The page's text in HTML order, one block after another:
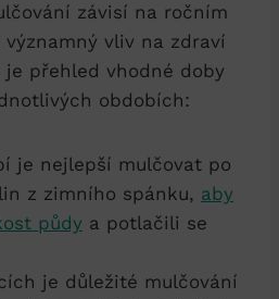
závisí na ročním
vliv na zdraví
přehled vhodné doby
obdobích:
je nejlepší mulčovat po
z zimního spánku, aby
půdy a potlačili se
je důležité mulčování